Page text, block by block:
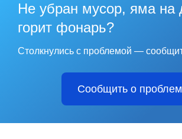
Не убран мусор, яма на
горит фонарь?
Столкнулись с проблемой —
Сообщить о